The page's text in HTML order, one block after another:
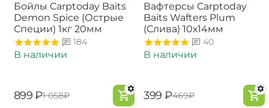
Бойлы Carptoday Baits
Demon Spice (Острые
Специи) 1кг 20мм
184
В наличии
‍899‍ ₽‍1 058‍₽
Вафтерсы Carptoday
Baits Wafters Plum
(Слива) 10х14мм
40
В наличии
‍399‍ ₽‍469‍₽